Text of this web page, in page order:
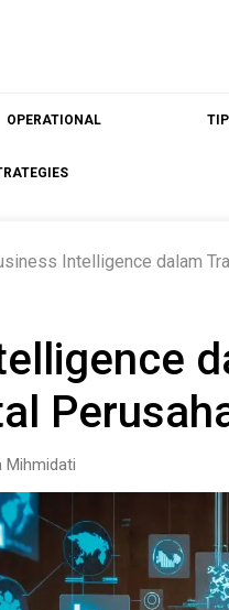
OPERATIONAL
Intelligence dalam
Mihmidati